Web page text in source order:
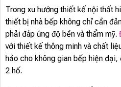
Trong xu hướng thiết kế nội thất
thiết bị nhà bếp không chỉ cần
phải đáp ứng độ bền và thẩm mỹ.
với thiết kế thông minh và chất
hảo cho không gian bếp hiện
2 hố.